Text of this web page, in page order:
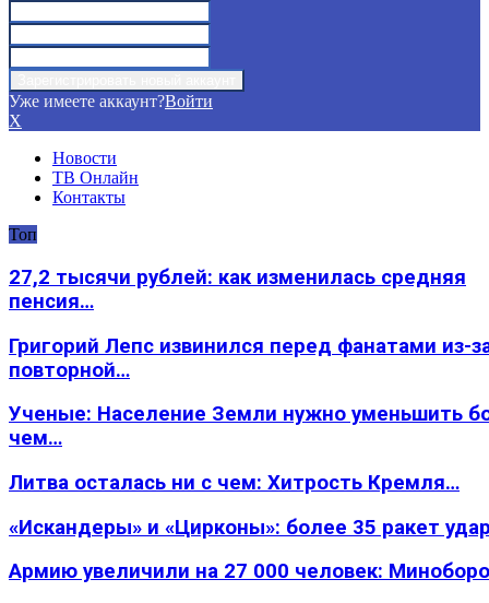
Уже имеете аккаунт?Войти
X
Новости
ТВ Онлайн
Контакты
Топ
27,2 тысячи рублей: как изменилась средняя
пенсия…
Григорий Лепс извинился перед фанатами из-
повторной…
Ученые: Население Земли нужно уменьшить
чем…
Литва осталась ни с чем: Хитрость Кремля…
«Искандеры» и «Цирконы»: более 35 ракет
Армию увеличили на 27 000 человек: